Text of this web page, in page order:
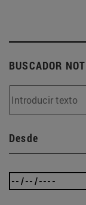
BUSCADOR
Desde